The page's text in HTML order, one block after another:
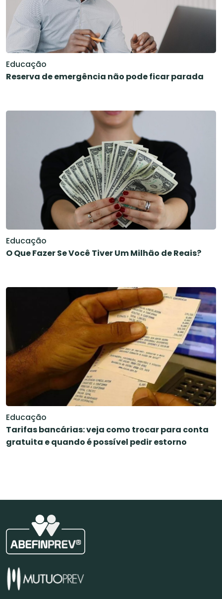
Educação
Reserva de emergência não pode ficar parada
Educação
O Que Fazer Se Você Tiver Um Milhão de Reais?
Educação
Tarifas bancárias: veja como trocar para conta
gratuita e quando é possível pedir estorno